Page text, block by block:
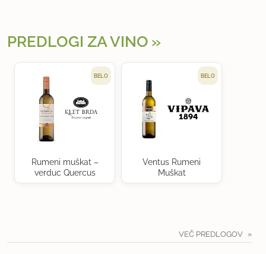
PREDLOGI ZA VINO
BELO
Rumeni muškat –
verduc Quercus
BELO
Ventus Rumeni
Muškat
VEČ PREDLOGOV